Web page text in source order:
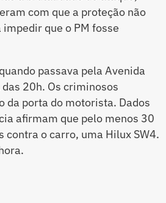
com que a proteção não
que o PM fosse
passava pela Avenida
20h. Os criminosos
da porta do motorista. Dados
afirmam que pelo menos 30
contra o carro, uma Hilux SW4.